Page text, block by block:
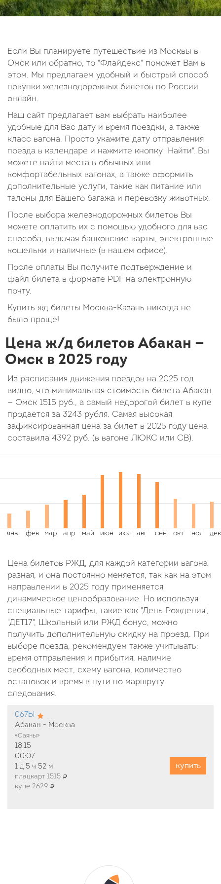
Если Вы планируете путешествие из Москвы в
Омск или обратно, то "Флайдекс" поможет Вам в
этом. Мы предлагаем удобный и быстрый способ
покупки железнодорожных билетов по России
онлайн.
Наш сайт предлагает вам выбрать наиболее
удобные для Вас дату и время поездки, а также
класс вагона. Просто укажите дату отправления
поезда в календаре и нажмите кнопку "Найти". Вы
можете найти места в обычных или
комфортабельных вагонах, а также оформить
дополнительные услуги, такие как питание или
талоны для Вашего багажа и перевозку животных.
После выбора железнодорожных билетов Вы
можете оплатить их с помощью удобного для вас
способа, включая банковские карты, электронные
кошельки и наличные (в нашем офисе).
После оплаты Вы получите подтверждение и
файл билета в формате PDF на электронную
почту.
Купить жд билеты Москва-Казань никогда не
было проще!
Цена ж/д билетов Абакан —
Омск в 2025 году
Из расписания движения поездов на 2025 год
видно, что минимальная стоимость билета Абакан
— Омск 1515 руб., а самый недорогой билет в купе
продается за 3243 рубля. Самая высокая
зафиксированная цена за билет в 2025 году цена
составила 4392 руб. (в вагоне ЛЮКС или СВ).
Цена билетов РЖД, для каждой категории вагона
разная, и она постоянно меняется, так как на этом
направлении в 2025 году применяется
динамическое ценообразование. Но используя
специальные тарифы, такие как "День Рождения",
"ДЕТ17", Школьный или РЖД бонус, можно
получить дополнительную скидку на проезд. При
выборе поезда, рекомендуем также учитывать:
время отправления и прибытия, наличие
свободных мест, схему вагона, количество
остановок и время в пути по маршруту
следования.
067Ы
Абакан - Москва
«Саяны»
18:15
00:07
1 д 5 ч 52 м
плацкарт 1515
купе 2629
купить
14
15 16 17 18 19
20
Октябрь 2026
5
6 7 8 9 10
11
12
13 14 15 16 17
18
19
20 21 22 23
31